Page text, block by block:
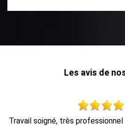
Les avis de
Au top, je